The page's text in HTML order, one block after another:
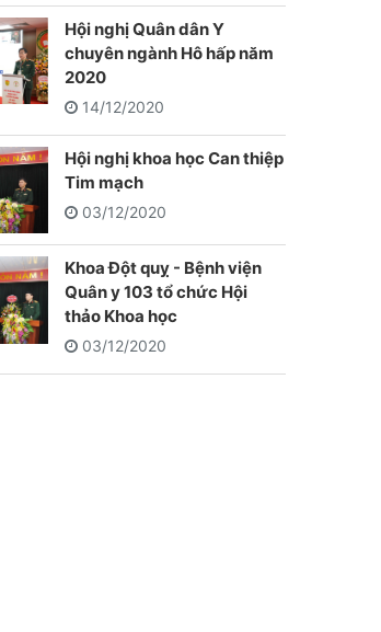
Hội nghị Quân dân Y
chuyên ngành Hô hấp năm
2020
14/12/2020
Hội nghị khoa học Can thiệp
Tim mạch
03/12/2020
Khoa Đột quỵ - Bệnh viện
Quân y 103 tổ chức Hội
thảo Khoa học
03/12/2020